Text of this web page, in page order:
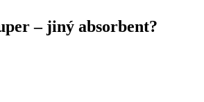
–⁠ jiný absorbent?